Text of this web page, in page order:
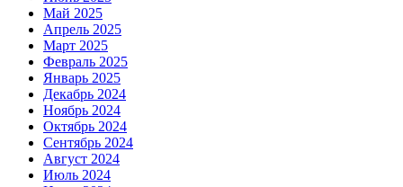
Май 2025
Апрель 2025
Март 2025
Февраль 2025
Январь 2025
Декабрь 2024
Ноябрь 2024
Октябрь 2024
Сентябрь 2024
Август 2024
Июль 2024